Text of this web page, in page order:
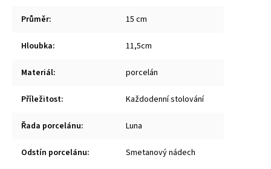
Průměr: 15 cm
Hloubka: 11,5cm
Materiál: porcelán
Příležitost: Každodenní stolování
Řada porcelánu: Luna
Odstín porcelánu: Smetanový nádech